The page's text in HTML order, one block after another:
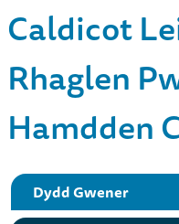
Caldicot
Rhaglen
Hamdden
Dydd Gwener